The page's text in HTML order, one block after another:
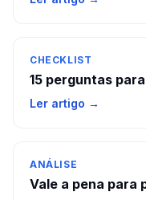
CHECKLIST
15 perguntas
Ler artigo →
ANÁLISE
Vale a pena para